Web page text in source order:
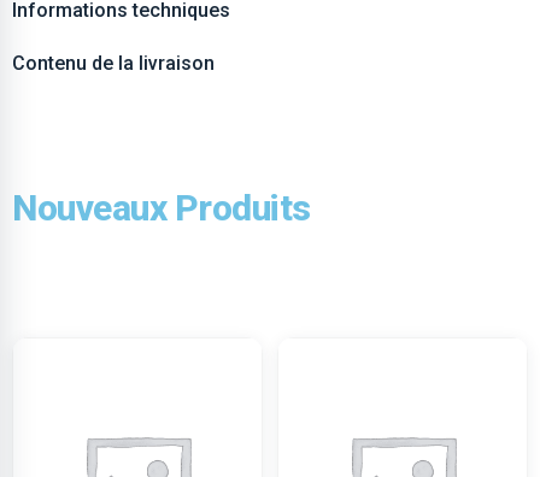
Informations techniques
Contenu de la livraison
Nouveaux Produits